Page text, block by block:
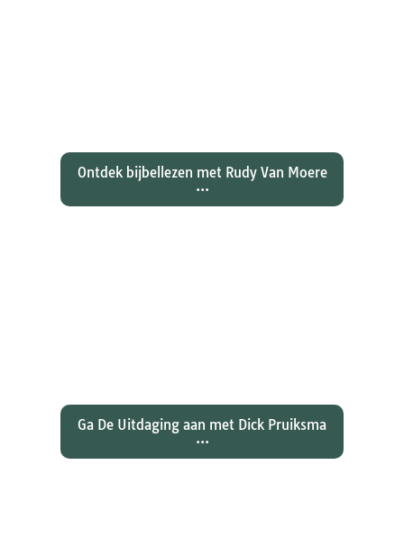
Ontdek bijbellezen met Rudy Van Moere
...
Ga De Uitdaging aan met Dick Pruiksma
...